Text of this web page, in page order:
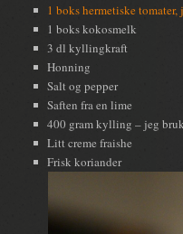
1 boks hermetiske
1 boks kokosmelk
3 dl kyllingkraft
Honning
Salt og pepper
Saften fra en lime
400 gram kylling – jeg
Litt creme fraishe
Frisk koriander